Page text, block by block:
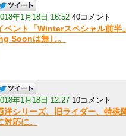
年1月18日 16:52 40コメント
ベント「Winterスペシャル前半
Soonは無し。
年1月18日 12:27 10コメント
洋シリーズ、旧ライダー、特殊
対応に。